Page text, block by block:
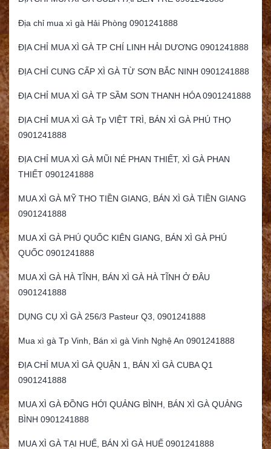
Địa chỉ mua xì gà Hải Phòng 0901241888
ĐỊA CHỈ MUA XÌ GÀ TP CHÍ LINH HẢI DƯƠNG 0901241888
ĐỊA CHỈ CUNG CẤP XÌ GÀ TỪ SƠN BẮC NINH 0901241888
ĐỊA CHỈ MUA XÌ GÀ TP SẦM SƠN THANH HÓA 0901241888
ĐỊA CHỈ MUA XÌ GÀ Tp VIỆT TRÌ, BÁN XÌ GÀ PHÚ THỌ
0901241888
ĐỊA CHỈ MUA XÌ GÀ MŨI NÉ PHAN THIẾT, XÌ GÀ PHAN
THIẾT 0901241888
MUA XÌ GÀ MỸ THO TIỀN GIANG, BÁN XÌ GÀ TIỀN GIANG
0901241888
MUA XÌ GÀ PHÚ QUỐC KIÊN GIANG, BÁN XÌ GÀ PHÚ
QUỐC 0901241888
MUA XÌ GÀ HÀ TĨNH, BÁN XÌ GÀ HÀ TĨNH Ở ĐÂU
0901241888
DỤNG CỤ XÌ GÀ 256/3 Pasteur Q3, 0901241888
Mua xì gà Tp Vinh, Bán xì gà Vinh Nghệ An 0901241888
ĐỊA CHỈ MUA XÌ GÀ QUẬN 1, BÁN XÌ GÀ CUBA Q1
0901241888
MUA XÌ GÀ ĐỒNG HỚI QUẢNG BÌNH, BÁN XÌ GÀ QUẢNG
BÌNH 0901241888
MUA XÌ GÀ TẠI HUẾ, BÁN XÌ GÀ HUẾ 0901241888